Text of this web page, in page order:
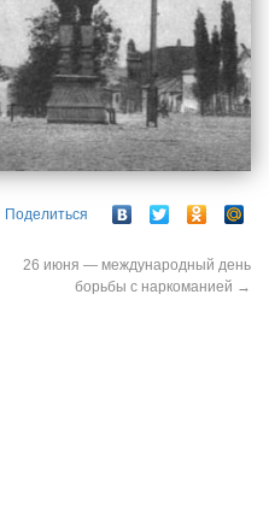
Поделиться
26 июня — международный день
борьбы с наркоманией →